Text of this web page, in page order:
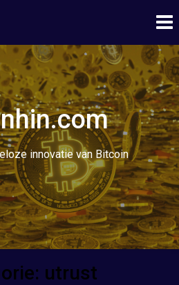
innovatie van Bitcoin
utrust